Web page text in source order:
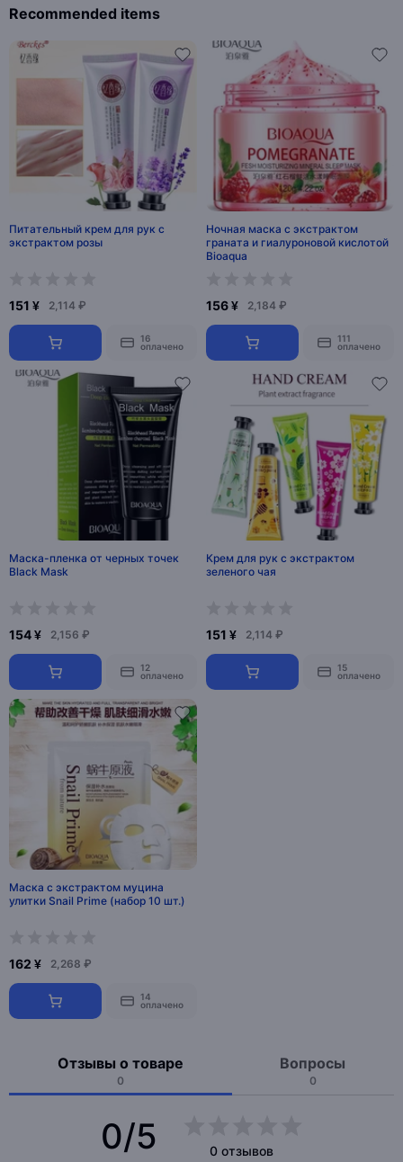
Recommended items
Питательный крем для рук с
экстрактом розы
151 ¥ 2,114 ₽
16
оплачено
Ночная маска с экстрактом
граната и гиалуроновой кислотой
Bioaqua
156 ¥ 2,184 ₽
111
оплачено
Маска-пленка от черных точек
Black Mask
154 ¥ 2,156 ₽
12
оплачено
Крем для рук с экстрактом
зеленого чая
151 ¥ 2,114 ₽
15
оплачено
Маска с экстрактом муцина
улитки Snail Prime (набор 10 шт.)
162 ¥ 2,268 ₽
14
оплачено
Отзывы о товаре
0
Вопросы
0
0/5
0 отзывов